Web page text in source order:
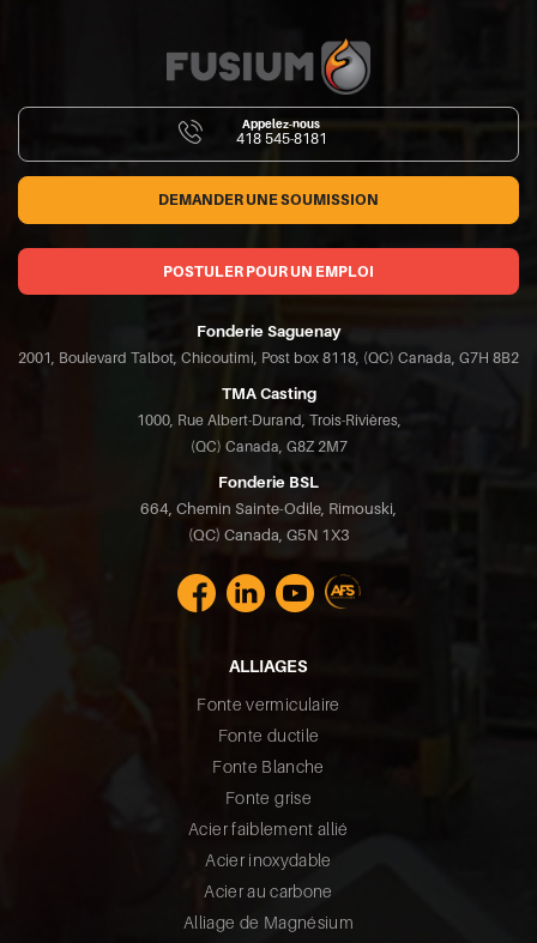
Appelez-nous
418 545-8181
DEMANDER UNE SOUMISSION
POSTULER POUR UN EMPLOI
Fonderie Saguenay
2001, Boulevard Talbot, Chicoutimi, Post box 8118, (QC) Canada, G7H 8B2
TMA Casting
1000, Rue Albert-Durand, Trois-Rivières,
(QC) Canada, G8Z 2M7
Fonderie BSL
664, Chemin Sainte-Odile, Rimouski,
(QC) Canada, G5N 1X3
ALLIAGES
Fonte vermiculaire
Fonte ductile
Fonte Blanche
Fonte grise
Acier faiblement allié
Acier inoxydable
Acier au carbone
Alliage de Magnésium